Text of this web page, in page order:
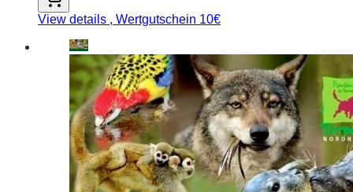
View details , Wertgutschein 10€